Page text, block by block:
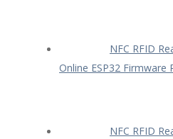
NFC RFID
Online ESP32 Firmware
NFC RFID